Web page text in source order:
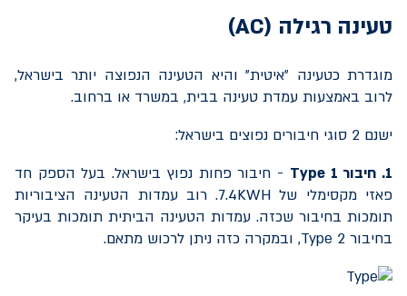
טעינה רגילה (AC
)
מוגדרת כטעינה "איטית" והיא הטעינה הנפוצה יותר בישראל,
לרוב באמצעות עמדת טעינה בבית, במשרד או ברחוב.
ישנם 2 סוגי חיבורים נפוצים בישראל:
1. חיבור
Type 1 - חיבור פחות נפוץ בישראל. בעל הספק חד
פאזי מקסימלי של 7.4KWH. רוב עמדות הטעינה הציבוריות
תומכות בחיבור שכזה. עמדות הטעינה הביתית תומכות בעיקר
בחיבור Type 2, ובמקרה כזה ניתן לרכוש מתאם.